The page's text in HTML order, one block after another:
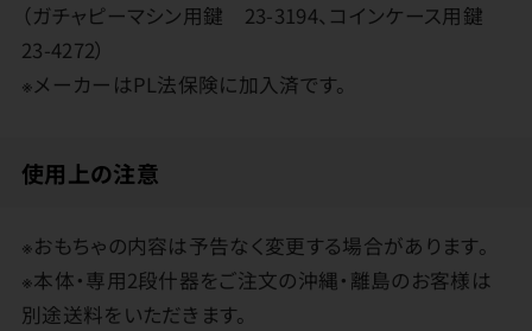
（ガチャピーマシン用鍵 23-3194、コインケース用鍵
23-4272）
※メーカーはPL法保険に加入済です。
使用上の注意
※おもちゃの内容は予告なく変更する場合があります。
※本体・専用2段什器をご注文の沖縄・離島のお客様は
別途送料をいただきます。